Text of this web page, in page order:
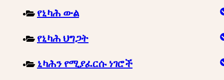
የኒካሕ ውል
የኒካሕ ህግጋት
ኒካሕን የሚያፈርሱ ነገሮች